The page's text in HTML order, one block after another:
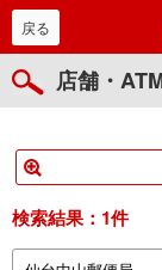
戻る
店舗・
検索結果： 1件